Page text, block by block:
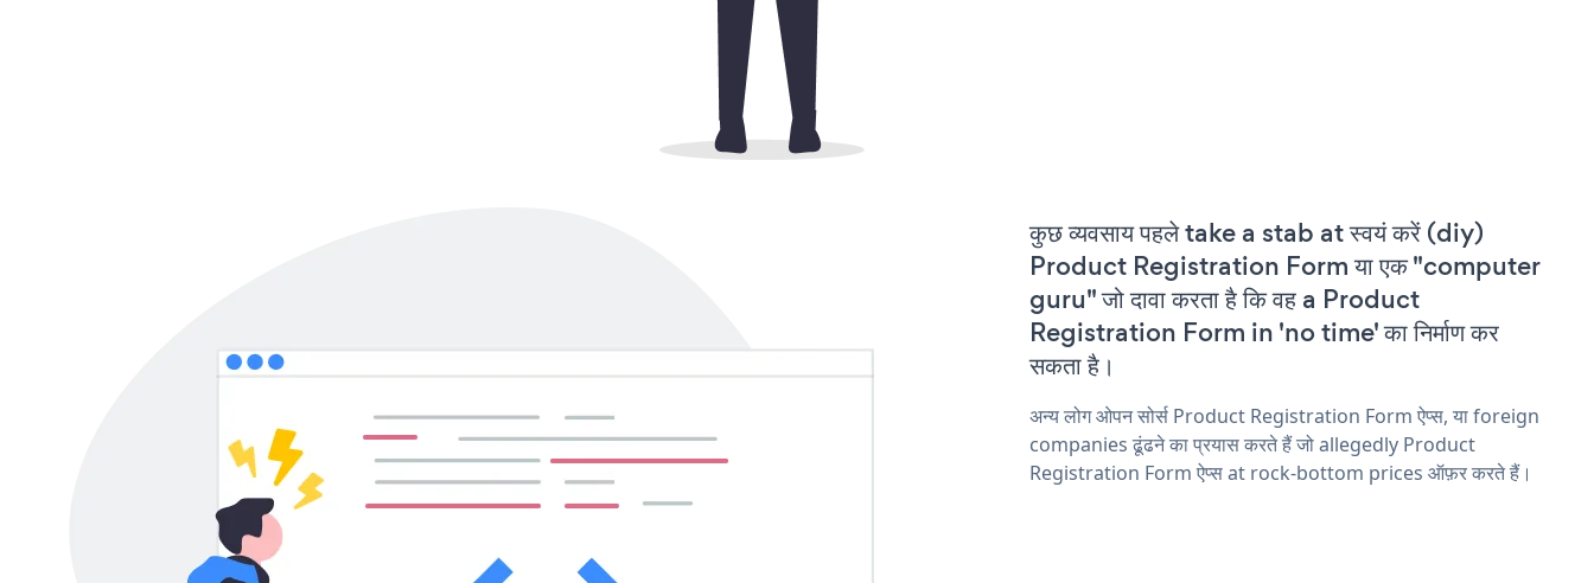
कुछ व्यवसाय पहले take a stab at स्वयं करें (diy)
Product Registration Form या एक "computer
guru" जो दावा करता है कि वह a Product
Registration Form in 'no time' का निर्माण कर
सकता है।
अन्य लोग ओपन सोर्स Product Registration Form ऐप्स, या foreign
companies ढूंढने का प्रयास करते हैं जो allegedly Product
Registration Form ऐप्स at rock-bottom prices ऑफ़र करते हैं।